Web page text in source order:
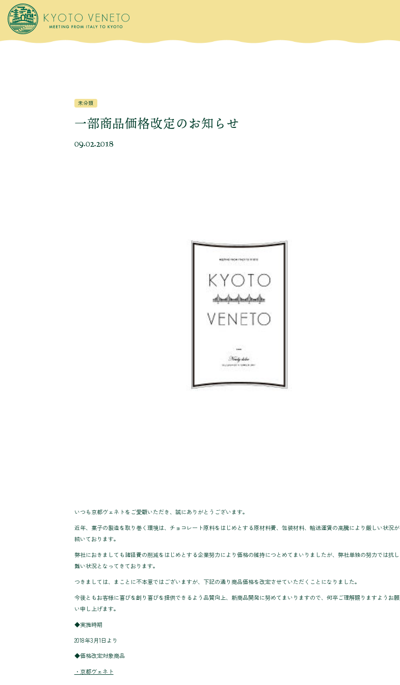
未分類
一部商品価格改定のお知らせ
09.02.2018
いつも京都ヴェネトをご愛顧いただき、誠にありがとうございます。
近年、菓子の製造を取り巻く環境は、チョコレート原料をはじめとする原材料費、包装材料、輸送運賃の高騰により厳しい状況が
続いております。
弊社におきましても諸経費の削減をはじめとする企業努力により価格の維持につとめてまいりましたが、弊社単独の努力では抗し
難い状況となってきております。
つきましては、まことに不本意ではございますが、下記の通り商品価格を改定させていただくことになりました。
今後ともお客様に喜びを創り喜びを提供できるよう品質向上、新商品開発に努めてまいりますので、何卒ご理解賜りますようお願
い申し上げます。
◆実施時期
2018年3月1日より
◆価格改定対象商品
・京都ヴェネト